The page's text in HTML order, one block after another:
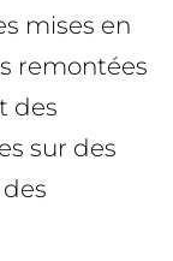
mises en
remontées
des
sur des